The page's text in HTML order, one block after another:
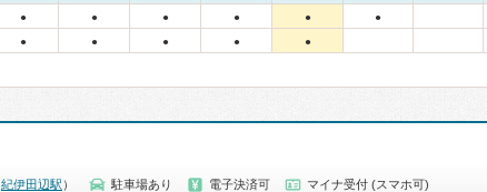
● ● ● ● ● ●
● ● ● ● ●
紀伊田辺駅 ） 駐車場あり 電子決済可
マイナ受付 (スマホ可)